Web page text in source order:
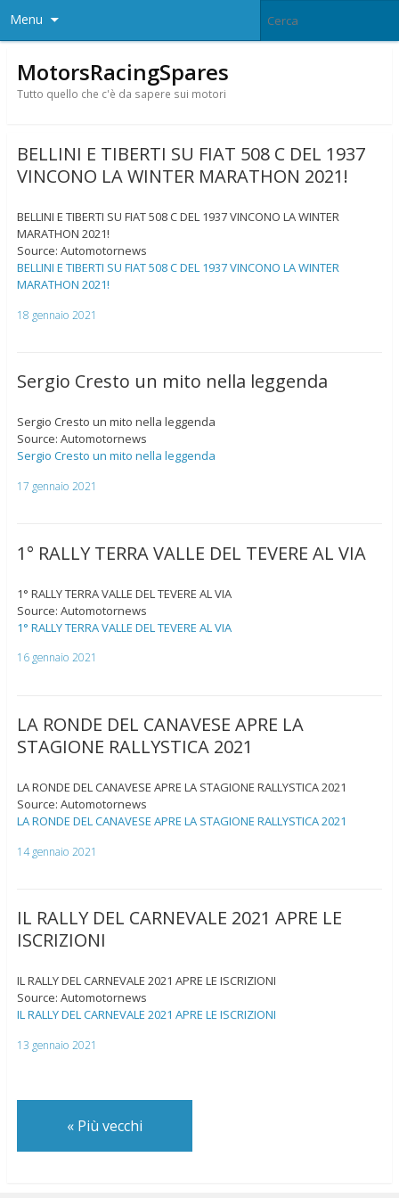
Menu
MotorsRacingSpares
Tutto quello che c'è da sapere sui motori
BELLINI E TIBERTI SU FIAT 508 C DEL 1937
VINCONO LA WINTER MARATHON 2021!
BELLINI E TIBERTI SU FIAT 508 C DEL 1937 VINCONO LA WINTER
MARATHON 2021!
Source: Automotornews
BELLINI E TIBERTI SU FIAT 508 C DEL 1937 VINCONO LA WINTER
MARATHON 2021!
18 gennaio 2021
Sergio Cresto un mito nella leggenda
Sergio Cresto un mito nella leggenda
Source: Automotornews
Sergio Cresto un mito nella leggenda
17 gennaio 2021
1° RALLY TERRA VALLE DEL TEVERE AL VIA
1° RALLY TERRA VALLE DEL TEVERE AL VIA
Source: Automotornews
1° RALLY TERRA VALLE DEL TEVERE AL VIA
16 gennaio 2021
LA RONDE DEL CANAVESE APRE LA
STAGIONE RALLYSTICA 2021
LA RONDE DEL CANAVESE APRE LA STAGIONE RALLYSTICA 2021
Source: Automotornews
LA RONDE DEL CANAVESE APRE LA STAGIONE RALLYSTICA 2021
14 gennaio 2021
IL RALLY DEL CARNEVALE 2021 APRE LE
ISCRIZIONI
IL RALLY DEL CARNEVALE 2021 APRE LE ISCRIZIONI
Source: Automotornews
IL RALLY DEL CARNEVALE 2021 APRE LE ISCRIZIONI
13 gennaio 2021
«Più vecchi